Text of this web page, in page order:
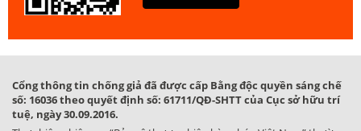
Cổng thông tin chống giả đã được cấp Bằng độc quyền sáng chế
số: 16036 theo quyết định số: 61711/QĐ-SHTT của Cục sở hữu trí
tuệ, ngày 30.09.2016.